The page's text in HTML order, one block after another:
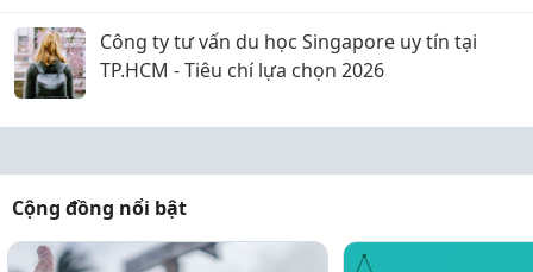
Công ty tư vấn du học Singapore uy tín tại
TP.HCM - Tiêu chí lựa chọn 2026
Cộng đồng nổi bật